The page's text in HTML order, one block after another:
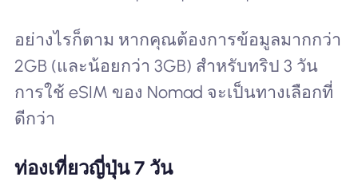
อย่างไรก็ตาม หากคุณต้องการข้อมูลมากกว่า
2GB (และน้อยกว่า 3GB) สำหรับทริป 3 วัน
การใช้ eSIM ของ Nomad จะเป็นทางเลือกที่
ดีกว่า
ท่องเที่ยวญี่ปุ่น 7 วัน